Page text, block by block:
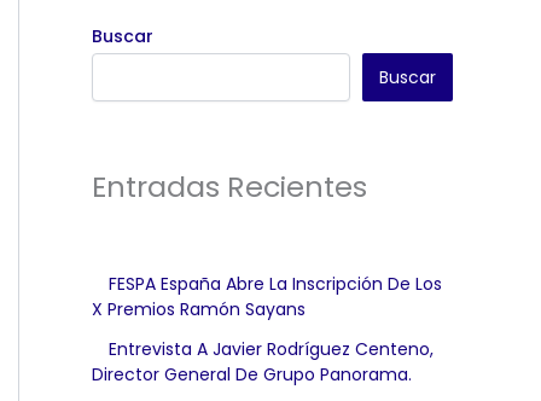
Buscar
Buscar
Entradas Recientes
FESPA España Abre La Inscripción De Los
X Premios Ramón Sayans
Entrevista A Javier Rodríguez Centeno,
Director General De Grupo Panorama.